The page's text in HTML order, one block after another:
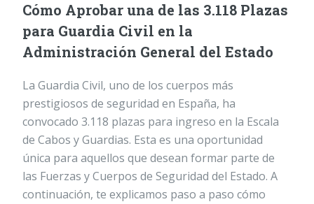
Cómo Aprobar una de las 3.118 Plazas
para Guardia Civil en la
Administración General del Estado
La Guardia Civil, uno de los cuerpos más
prestigiosos de seguridad en España, ha
convocado 3.118 plazas para ingreso en la Escala
de Cabos y Guardias. Esta es una oportunidad
única para aquellos que desean formar parte de
las Fuerzas y Cuerpos de Seguridad del Estado. A
continuación, te explicamos paso a paso cómo